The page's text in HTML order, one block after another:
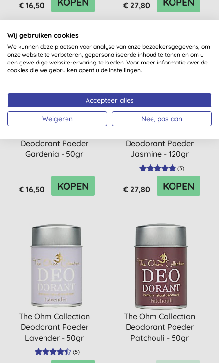
€ 16,50 € 27,80
Deodorant Poeder
Gardenia - 50gr
€ 16,50 KOPEN
Deodorant Poeder
Jasmine - 120gr
(3)
€ 27,80 KOPEN
The Ohm Collection
Deodorant Poeder
Lavender - 50gr
(5)
The Ohm Collection
Deodorant Poeder
Patchouli - 50gr
Wij gebruiken cookies
We kunnen deze plaatsen voor analyse van onze bezoekersgegevens, om
onze website te verbeteren, gepersonaliseerde inhoud te tonen en om u
een geweldige website-ervaring te bieden. Voor meer informatie over de
cookies die we gebruiken opent u de instellingen.
Accepteer alles
Weigeren Nee, pas aan